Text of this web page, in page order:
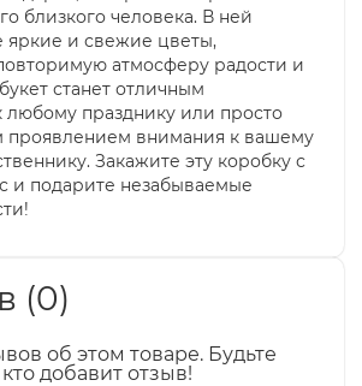
близкого человека. В ней
яркие и свежие цветы,
атмосферу радости и
станет отличным
празднику или просто
проявлением внимания к вашему
Закажите эту коробку с
и подарите незабываемые
(0)
об этом товаре. Будьте
добавит отзыв!